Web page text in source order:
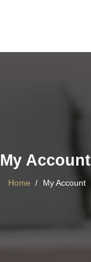
My Account
Home / My Account